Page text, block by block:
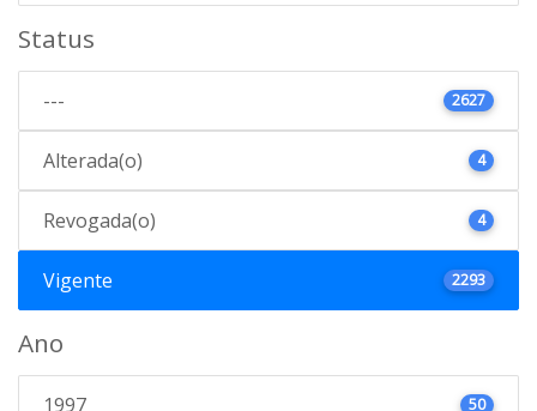
Status
--- 2627
Alterada(o) 4
Revogada(o) 4
Vigente 2293
Ano
1997 50